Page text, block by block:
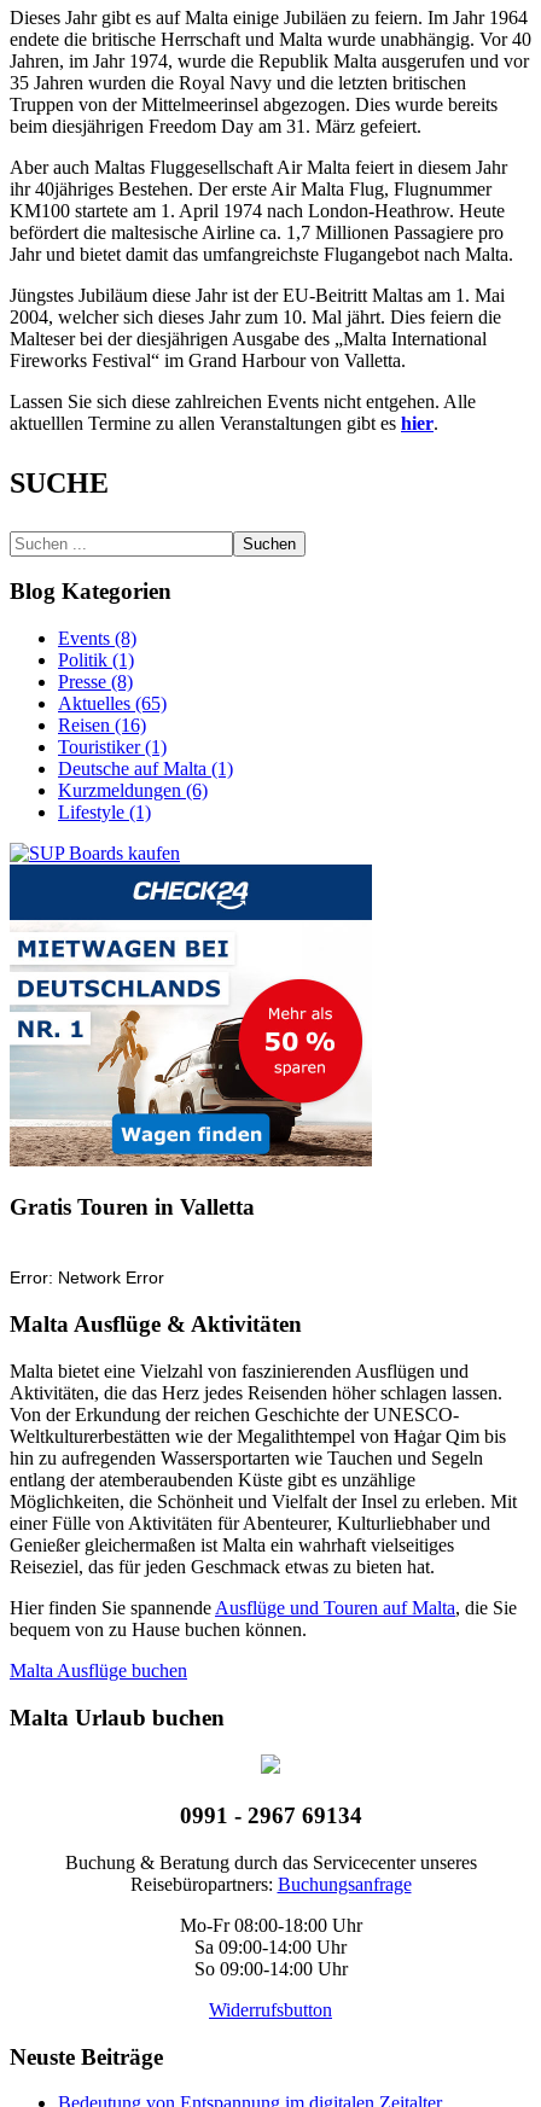
Dieses Jahr gibt es auf Malta einige Jubiläen zu feiern. Im Jahr 1964
endete die britische Herrschaft und Malta wurde unabhängig. Vor 40
Jahren, im Jahr 1974, wurde die Republik Malta ausgerufen und vor
35 Jahren wurden die Royal Navy und die letzten britischen
Truppen von der Mittelmeerinsel abgezogen. Dies wurde bereits
beim diesjährigen Freedom Day am 31. März gefeiert.
Aber auch Maltas Fluggesellschaft Air Malta feiert in diesem Jahr
ihr 40jähriges Bestehen. Der erste Air Malta Flug, Flugnummer
KM100 startete am 1. April 1974 nach London-Heathrow. Heute
befördert die maltesische Airline ca. 1,7 Millionen Passagiere pro
Jahr und bietet damit das umfangreichste Flugangebot nach Malta.
Jüngstes Jubiläum diese Jahr ist der EU-Beitritt Maltas am 1. Mai
2004, welcher sich dieses Jahr zum 10. Mal jährt. Dies feiern die
Malteser bei der diesjährigen Ausgabe des „Malta International
Fireworks Festival“ im Grand Harbour von Valletta.
Lassen Sie sich diese zahlreichen Events nicht entgehen. Alle
aktuelllen Termine zu allen Veranstaltungen gibt es hier.
SUCHE
Suchen
Blog Kategorien
Events (8)
Politik (1)
Presse (8)
Aktuelles (65)
Reisen (16)
Touristiker (1)
Deutsche auf Malta (1)
Kurzmeldungen (6)
Lifestyle (1)
Gratis Touren in Valletta
Malta Ausflüge & Aktivitäten
Malta bietet eine Vielzahl von faszinierenden Ausflügen und
Aktivitäten, die das Herz jedes Reisenden höher schlagen lassen.
Von der Erkundung der reichen Geschichte der UNESCO-
Weltkulturerbestätten wie der Megalithtempel von Ħaġar Qim bis
hin zu aufregenden Wassersportarten wie Tauchen und Segeln
entlang der atemberaubenden Küste gibt es unzählige
Möglichkeiten, die Schönheit und Vielfalt der Insel zu erleben. Mit
einer Fülle von Aktivitäten für Abenteurer, Kulturliebhaber und
Genießer gleichermaßen ist Malta ein wahrhaft vielseitiges
Reiseziel, das für jeden Geschmack etwas zu bieten hat.
Hier finden Sie spannende Ausflüge und Touren auf Malta, die Sie
bequem von zu Hause buchen können.
Malta Ausflüge buchen
Malta Urlaub buchen
0991 - 2967 69134
Buchung & Beratung durch das Servicecenter unseres
Reisebüropartners: Buchungsanfrage
Mo-Fr 08:00-18:00 Uhr
Sa 09:00-14:00 Uhr
So 09:00-14:00 Uhr
Widerrufsbutton
Neuste Beiträge